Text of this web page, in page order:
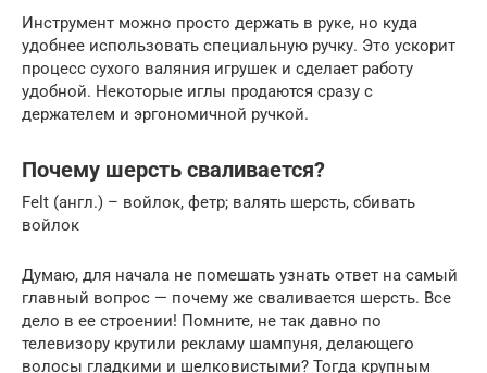
Инструмент можно просто держать в руке, но куда
удобнее использовать специальную ручку. Это ускорит
процесс сухого валяния игрушек и сделает работу
удобной. Некоторые иглы продаются сразу с
держателем и эргономичной ручкой.
Почему шерсть сваливается?
Felt (англ.) – войлок, фетр; валять шерсть, сбивать
войлок
Думаю, для начала не помешать узнать ответ на самый
главный вопрос — почему же сваливается шерсть. Все
дело в ее строении! Помните, не так давно по
телевизору крутили рекламу шампуня, делающего
волосы гладкими и шелковистыми? Тогда крупным